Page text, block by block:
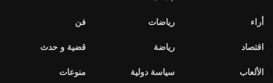
أراء
اقتصاد
الألعاب
رياضات
رياضة
سياسة دولية
فن
قضية و حدث
منوعات